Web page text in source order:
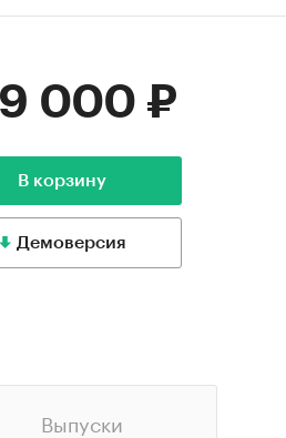
000 ₽
В корзину
Демоверсия
Выпуски